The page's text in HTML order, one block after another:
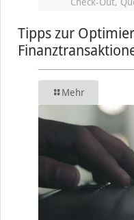
Tipps zur
Mehr